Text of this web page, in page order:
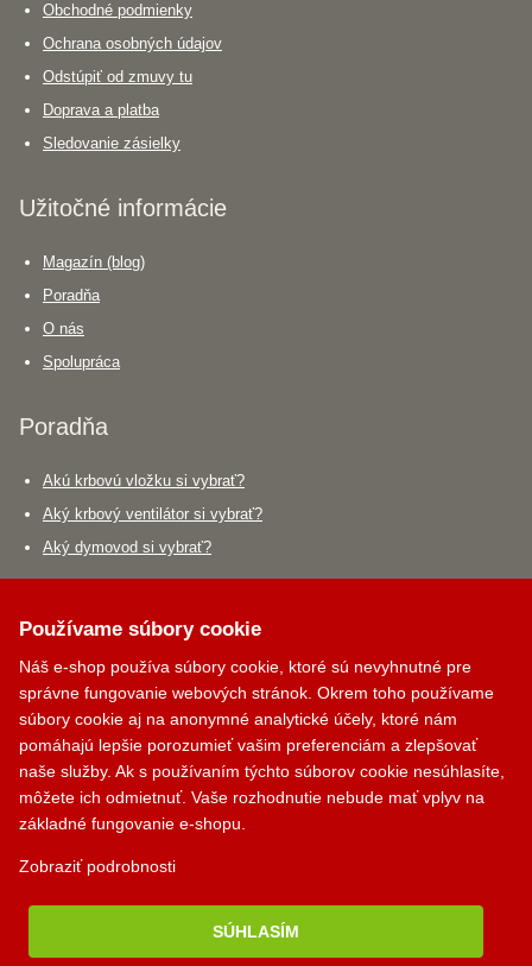
Obchodné podmienky
Ochrana osobných údajov
Odstúpiť od zmuvy tu
Doprava a platba
Sledovanie zásielky
Užitočné informácie
Magazín (blog)
Poradňa
O nás
Spolupráca
Poradňa
Akú krbovú vložku si vybrať?
Aký krbový ventilátor si vybrať?
Aký dymovod si vybrať?
PALOMINO KRBY, s.r.o.
Komjatná 210
okr. Ružomberok, 034 96
0948 949 949
po-pi 8:00-18:00 hod.
Používame súbory cookie
Náš e-shop používa súbory cookie, ktoré sú nevyhnutné pre
správne fungovanie webových stránok. Okrem toho používame
súbory cookie aj na anonymné analytické účely, ktoré nám
pomáhajú lepšie porozumieť vašim preferenciám a zlepšovať
naše služby. Ak s používaním týchto súborov cookie nesúhlasíte,
môžete ich odmietnuť. Vaše rozhodnutie nebude mať vplyv na
základné fungovanie e-shopu.
Zobraziť podrobnosti
SÚHLASÍM
Inteligentný krbový asistent